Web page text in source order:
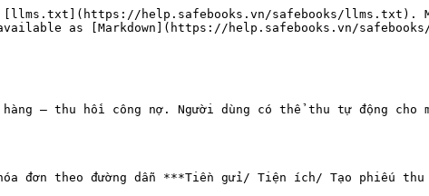
[llms.txt](https://help.safebooks.vn/safebooks/llms.txt).
as [Markdown](https://help.safebooks.vn/
– thu hồi công nợ. Người dùng có thể thu tự động
đơn theo đường dẫn ***Tiền gửi/ Tiện ích/ Tạo phiếu